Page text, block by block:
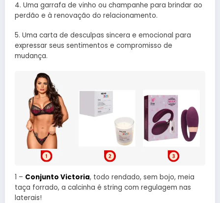
4. Uma garrafa de vinho ou champanhe para brindar ao
perdão e à renovação do relacionamento.
5. Uma carta de desculpas sincera e emocional para
expressar seus sentimentos e compromisso de
mudança.
1 – Conjunto Victoria, todo rendado, sem bojo, meia
taça forrado, a calcinha é string com regulagem nas
laterais!